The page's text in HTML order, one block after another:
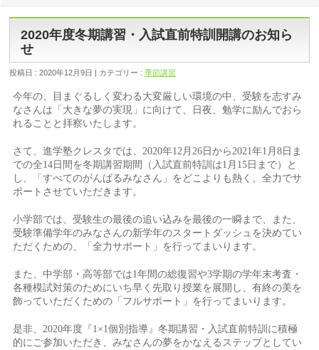
2020年度冬期講習・入試直前特訓開講のお知ら
せ
投稿日 : 2020年12月9日 | カテゴリー :季節講習
今年の、目まぐるしく変わる大変厳しい環境の中、受験を志すみ
なさんは「大きな夢の実現」に向けて、日夜、勉学に励んでおら
れることと拝察いたします。
さて、進学塾クレスタでは、2020年12月26日から2021年1月8日ま
での全14日間を冬期講習期間（入試直前特訓は1月15日まで）と
し、「すべてのがんばるみなさん」をどこよりも熱く、全力でサ
ポートさせていただきます。
小学部では、受験生の最後の追い込みを最後の一瞬まで、また、
受験準備学年のみなさんの新学年のスタートダッシュを決めてい
ただくための、「全力サポート」を行ってまいります。
また、中学部・高等部では1年間の総復習や3学期の学年末考査・
各種模試対策のためにいち早く先取り授業を展開し、有終の美を
飾っていただくための「フルサポート」を行ってまいります。
是非、2020年度『1×1個別指導』冬期講習・入試直前特訓に積極
的にご参加いただき、みなさんの夢をかなえるステップとしてい